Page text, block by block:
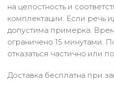
на целостность и
комплектации. Если речь
допустима примерка.
ограничено 15 минутами.
отказаться частично или
Доставка бесплатна при